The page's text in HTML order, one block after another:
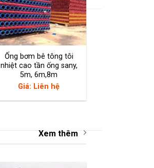
Ống bơm bê tông tôi
nhiệt cao tần ống sany,
5m, 6m,8m
Giá: Liên hệ
Xem thêm